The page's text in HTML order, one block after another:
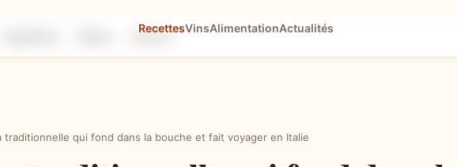
RecettesVinsAlimentationActualités
Astuces
traditionnelle qui fond dans la bouche et fait voyager en Italie